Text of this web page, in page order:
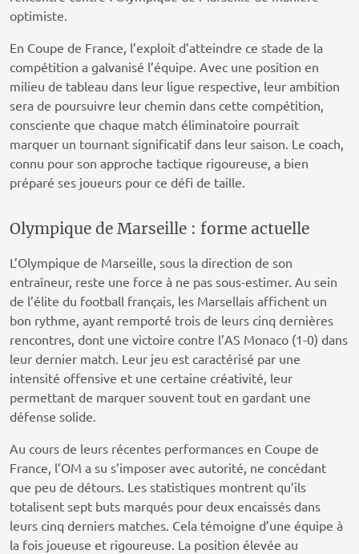
optimiste.
En Coupe de France, l’exploit d’atteindre ce stade de la
compétition a galvanisé l’équipe. Avec une position en
milieu de tableau dans leur ligue respective, leur ambition
sera de poursuivre leur chemin dans cette compétition,
consciente que chaque match éliminatoire pourrait
marquer un tournant significatif dans leur saison. Le coach,
connu pour son approche tactique rigoureuse, a bien
préparé ses joueurs pour ce défi de taille.
Olympique de Marseille : forme actuelle
L’Olympique de Marseille, sous la direction de son
entraîneur, reste une force à ne pas sous-estimer. Au sein
de l’élite du football français, les Marsellais affichent un
bon rythme, ayant remporté trois de leurs cinq dernières
rencontres, dont une victoire contre l’AS Monaco (1-0) dans
leur dernier match. Leur jeu est caractérisé par une
intensité offensive et une certaine créativité, leur
permettant de marquer souvent tout en gardant une
défense solide.
Au cours de leurs récentes performances en Coupe de
France, l’OM a su s’imposer avec autorité, ne concédant
que peu de détours. Les statistiques montrent qu’ils
totalisent sept buts marqués pour deux encaissés dans
leurs cinq derniers matches. Cela témoigne d’une équipe à
la fois joueuse et rigoureuse. La position élevée au